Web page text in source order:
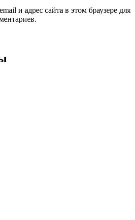
и адрес сайта в этом браузере для